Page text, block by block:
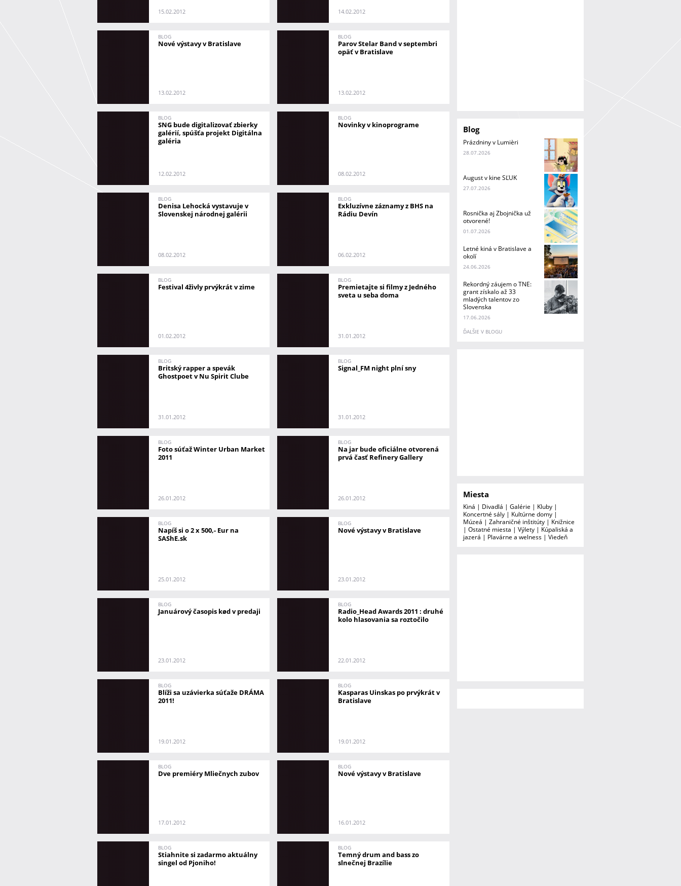
15.02.2012 14.02.2012
BLOG
Nové výstavy v Bratislave
13.02.2012
BLOG
Parov Stelar Band v septembri
opäť v Bratislave
13.02.2012
BLOG
SNG bude digitalizovať zbierky
galérií, spúšťa projekt Digitálna
galéria
12.02.2012
BLOG
Novinky v kinoprograme
08.02.2012
BLOG
Denisa Lehocká vystavuje v
Slovenskej národnej galérii
08.02.2012
BLOG
Exkluzívne záznamy z BHS na
Rádiu Devín
06.02.2012
BLOG
Festival 4živly prvýkrát v zime
01.02.2012
BLOG
Premietajte si filmy z Jedného
sveta u seba doma
31.01.2012
BLOG
Britský rapper a spevák
Ghostpoet v Nu Spirit Clube
31.01.2012
BLOG
Signal_FM night plní sny
31.01.2012
BLOG
Foto súťaž Winter Urban Market
2011
26.01.2012
BLOG
Na jar bude oficiálne otvorená
prvá časť Refinery Gallery
26.01.2012
BLOG
Napíš si o 2 x 500,- Eur na
SAShE.sk
25.01.2012
BLOG
Nové výstavy v Bratislave
23.01.2012
BLOG
Januárový časopis kød v predaji
23.01.2012
BLOG
Radio_Head Awards 2011 : druhé
kolo hlasovania sa roztočilo
22.01.2012
BLOG
Blíži sa uzávierka súťaže DRÁMA
2011!
19.01.2012
BLOG
Kasparas Uinskas po prvýkrát v
Bratislave
19.01.2012
BLOG
Dve premiéry Mliečnych zubov
17.01.2012
BLOG
Nové výstavy v Bratislave
16.01.2012
BLOG
Stiahnite si zadarmo aktuálny
singel od Pjoniho!
BLOG
Temný drum and bass zo
slnečnej Brazílie
Blog
Prázdniny v Lumièri
28.07.2026
August v kine SĽUK
27.07.2026
Rosnička aj Zbojnička už
otvorené!
01.07.2026
Letné kiná v Bratislave a
okolí
24.06.2026
Rekordný záujem o TNE:
grant získalo až 33
mladých talentov zo
Slovenska
17.06.2026
ĎALŠIE V BLOGU
Miesta
Kiná | Divadlá | Galérie | Kluby |
Koncertné sály | Kultúrne domy |
Múzeá | Zahraničné inštitúty | Knižnice
| Ostatné miesta | Výlety | Kúpaliská a
jazerá | Plavárne a welness | Viedeň